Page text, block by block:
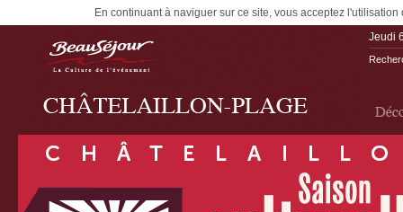
En continuant à naviguer sur ce site, vous acceptez
Jeudi